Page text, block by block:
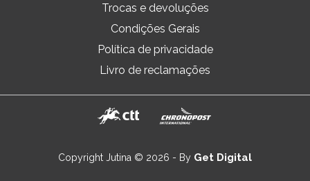
Trocas e devoluções
Condições Gerais
Política de privacidade
Livro de reclamações
Copyright Jutina © 2026 - By Get Digital